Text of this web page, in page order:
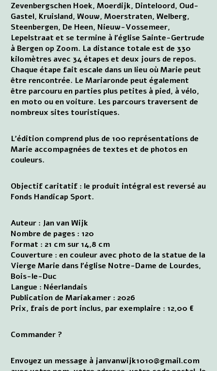
Zevenbergschen Hoek, Moerdijk, Dinteloord, Oud-
Gastel, Kruisland, Wouw, Moerstraten, Welberg,
Steenbergen, De Heen, Nieuw-Vossemeer,
Lepelstraat et se termine à l'église Sainte-Gertrude
à Bergen op Zoom. La distance totale est de 330
kilomètres avec 34 étapes et deux jours de repos.
Chaque étape fait escale dans un lieu où Marie peut
être rencontrée. Le Mariaronde peut également
être parcouru en parties plus petites à pied, à vélo,
en moto ou en voiture. Les parcours traversent de
nombreux sites touristiques.
L'édition comprend plus de 100 représentations de
Marie accompagnées de textes et de photos en
couleurs.
Objectif caritatif : le produit intégral est reversé au
Fonds Handicap Sport.
Auteur : Jan van Wijk
Nombre de pages : 120
Format : 21 cm sur 14,8 cm
Couverture : en couleur avec photo de la statue de la
Vierge Marie dans l'église Notre-Dame de Lourdes,
Bois-le-Duc
Langue : Néerlandais
Publication de Mariakamer : 2026
Prix, frais de port inclus, par exemplaire : 12,00 €
Commander ?
Envoyez un message à janvanwijk1010@gmail.com